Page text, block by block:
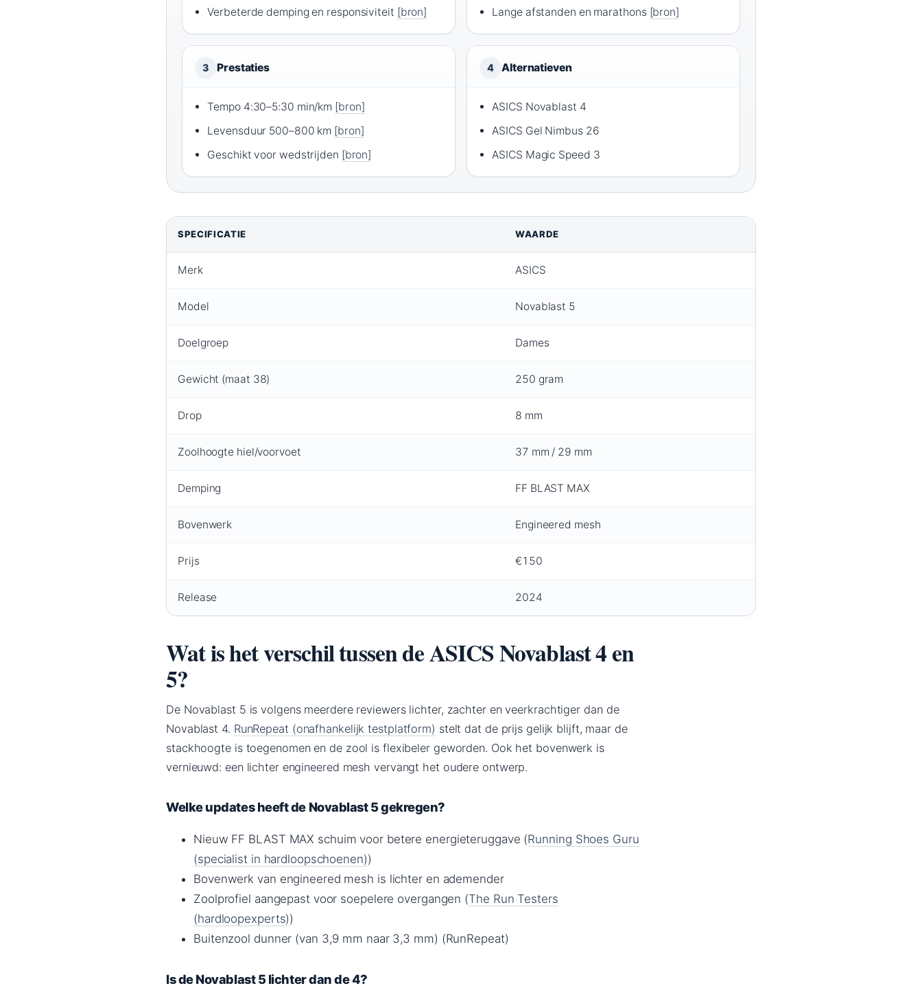
Verbeterde demping en responsiviteit [bron]
Lange afstanden en marathons [bron]
3 Prestaties
Tempo 4:30–5:30 min/km [bron]
Levensduur 500–800 km [bron]
Geschikt voor wedstrijden [bron]
4 Alternatieven
ASICS Novablast 4
ASICS Gel Nimbus 26
ASICS Magic Speed 3
SPECIFICATIE WAARDE
Merk ASICS
Model Novablast 5
Doelgroep Dames
Gewicht (maat 38) 250 gram
Drop 8 mm
Zoolhoogte hiel/voorvoet 37 mm / 29 mm
Demping FF BLAST MAX
Bovenwerk Engineered mesh
Prijs €150
Release 2024
Wat is het verschil tussen de ASICS Novablast 4 en
5?
De Novablast 5 is volgens meerdere reviewers lichter, zachter en veerkrachtiger dan de
Novablast 4. RunRepeat (onafhankelijk testplatform) stelt dat de prijs gelijk blijft, maar de
stackhoogte is toegenomen en de zool is flexibeler geworden. Ook het bovenwerk is
vernieuwd: een lichter engineered mesh vervangt het oudere ontwerp.
Welke updates heeft de Novablast 5 gekregen?
Nieuw FF BLAST MAX schuim voor betere energieteruggave (Running Shoes Guru
(specialist in hardloopschoenen))
Bovenwerk van engineered mesh is lichter en ademender
Zoolprofiel aangepast voor soepelere overgangen (The Run Testers
(hardloopexperts))
Buitenzool dunner (van 3,9 mm naar 3,3 mm) (RunRepeat)
Is de Novablast 5 lichter dan de 4?